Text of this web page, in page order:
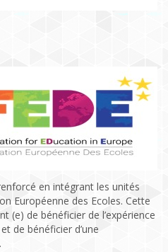
en intégrant les unités
Européenne des Ecoles. Cette
(e) de bénéficier de l’expérience
de bénéficier d’une